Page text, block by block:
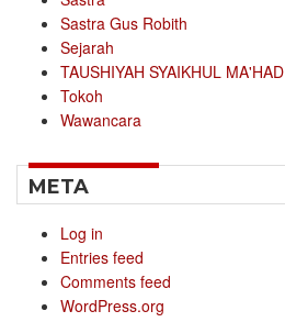
Sastra Gus Robith
Sejarah
TAUSHIYAH SYAIKHUL MA'HAD
Tokoh
Wawancara
META
Log in
Entries feed
Comments feed
WordPress.org